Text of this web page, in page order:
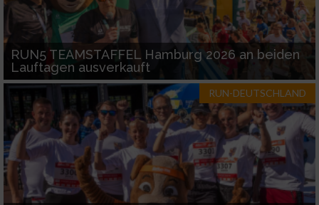
RUN5 TEAMSTAFFEL Hamburg 2026 an beiden
Lauftagen ausverkauft
RUN-DEUTSCHLAND